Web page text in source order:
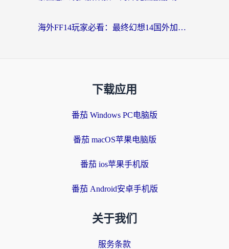
海外FF14玩家必看：最终幻想14国外加速器下载安装全攻略+卡顿解决秘籍
下载应用
番茄 Windows PC电脑版
番茄 macOS苹果电脑版
番茄 ios苹果手机版
番茄 Android安卓手机版
关于我们
服务条款